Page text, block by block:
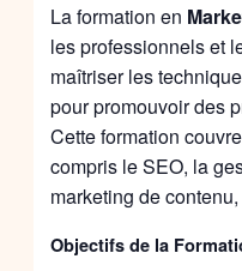
La formation en
les professionnels et
maîtriser les
pour promouvoir des
Cette formation
compris le SEO, la
marketing de
Objectifs de la